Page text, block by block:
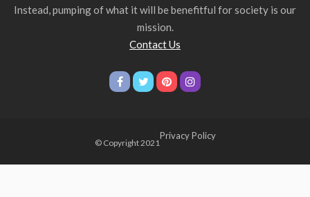
Instead, pumping of what it will be benefitful for society is our
mission.
Contact Us
© Copyright 2021
Privacy Policy